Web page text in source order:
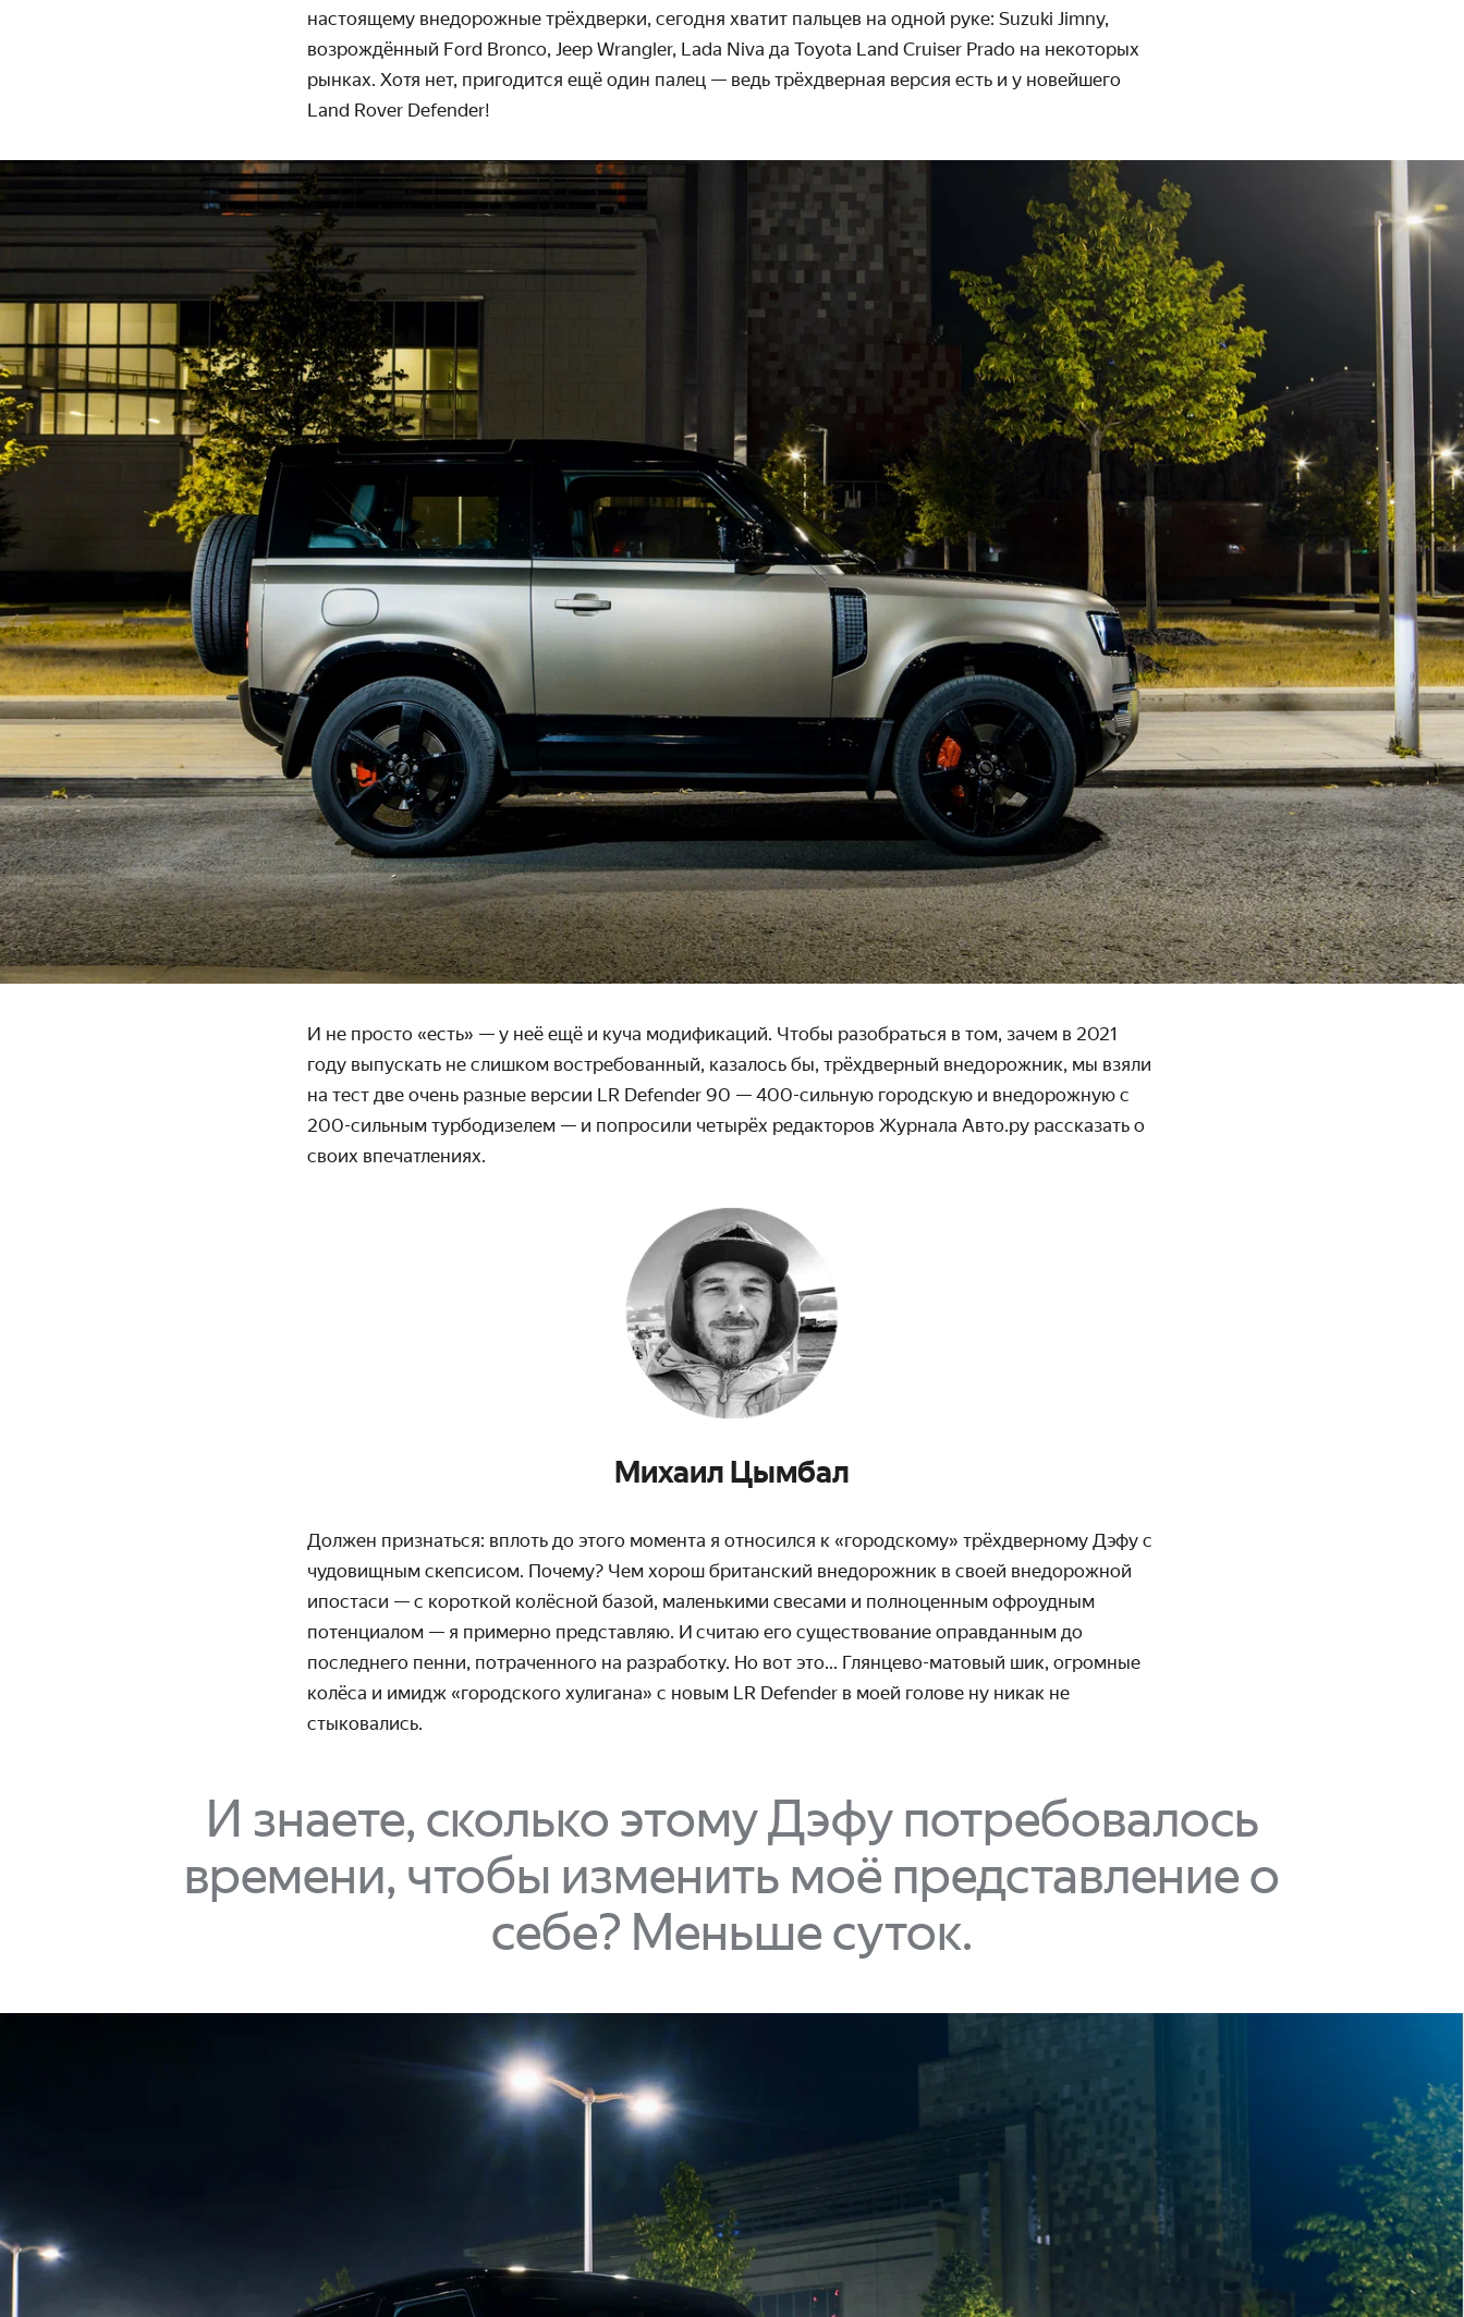
настоящему внедорожные трёхдверки, сегодня хватит пальцев на одной руке: Suzuki Jimny,
возрождённый Ford Bronco, Jeep Wrangler, Lada Niva да Toyota Land Cruiser Prado на некоторых
рынках. Хотя нет, пригодится ещё один палец — ведь трёхдверная версия есть и у новейшего
Land Rover Defender!
И не просто «есть» — у неё ещё и куча модификаций. Чтобы разобраться в том, зачем в 2021
году выпускать не слишком востребо­ванный, казалось бы, трёхдверный внедорожник, мы взяли
на тест две очень разные версии LR Defender 90 — 400-сильную городскую и внедорожную с
200-сильным турбодизелем — и попросили четырёх редакторов Журнала Авто.ру рассказать о
своих впечатлениях.
Михаил Цымбал
Должен признаться: вплоть до этого момента я относился к «городскому» трёх­дверному Дэфу с
чудовищным скепсисом. Почему? Чем хорош британский внедорожник в своей внедорожной
ипостаси — с короткой колёсной базой, маленькими свесами и полноценным офроудным
потенциалом — я примерно представляю. И считаю его существо­вание оправданным до
последнего пенни, потраченного на разработку. Но вот это... Глянцево-матовый шик, огромные
колёса и имидж «городского хулигана» с новым LR Defender в моей голове ну никак не
стыковались.
И знаете, сколько этому Дэфу потребовалось
времени, чтобы изменить моё представление о
себе? Меньше суток.